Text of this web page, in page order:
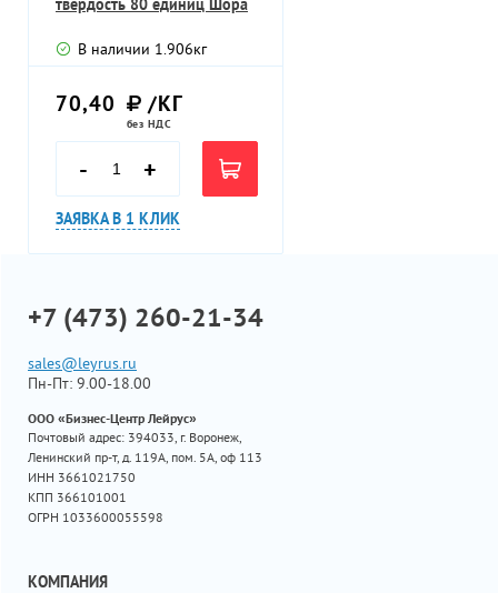
твердость 80 единиц Шора
В наличии 1.906кг
70,40 /КГ
без НДС
- +
ЗАЯВКА В 1 КЛИК
+7 (473) 260-21-34
sales@leyrus.ru
Пн-Пт: 9.00-18.00
ООО «Бизнес-Центр Лейрус»
Почтовый адрес: 394033, г. Воронеж,
Ленинский пр-т, д. 119А, пом. 5А, оф 113
ИНН 3661021750
КПП 366101001
ОГРН 1033600055598
КОМПАНИЯ